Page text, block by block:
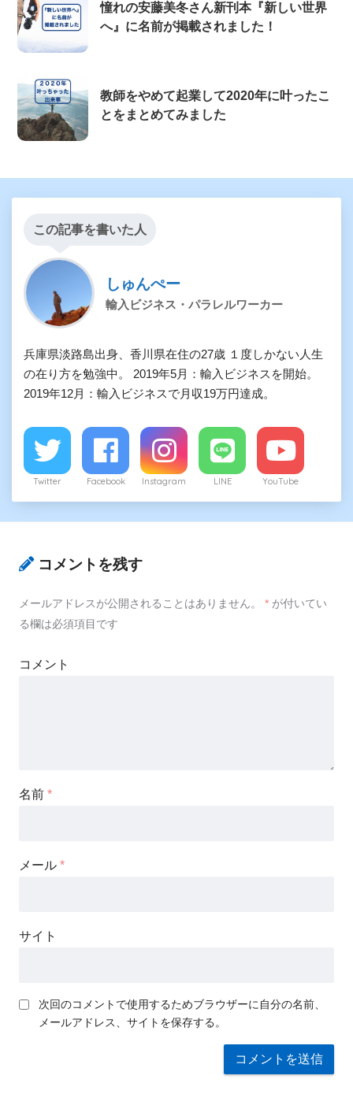
憧れの安藤美冬さん新刊本『新しい世界
へ』に名前が掲載されました！
教師をやめて起業して2020年に叶ったこ
とをまとめてみました
この記事を書いた人
しゅんぺー
輸入ビジネス・パラレルワーカー
兵庫県淡路島出身、香川県在住の27歳 １度しかない人生
の在り方を勉強中。 2019年5月：輸入ビジネスを開始。
2019年12月：輸入ビジネスで月収19万円達成。
Twitter Facebook Instagram LINE YouTube
コメントを残す
メールアドレスが公開されることはありません。 * が付いてい
る欄は必須項目です
コメント
名前 *
メール *
サイト
次回のコメントで使用するためブラウザーに自分の名前、
メールアドレス、サイトを保存する。